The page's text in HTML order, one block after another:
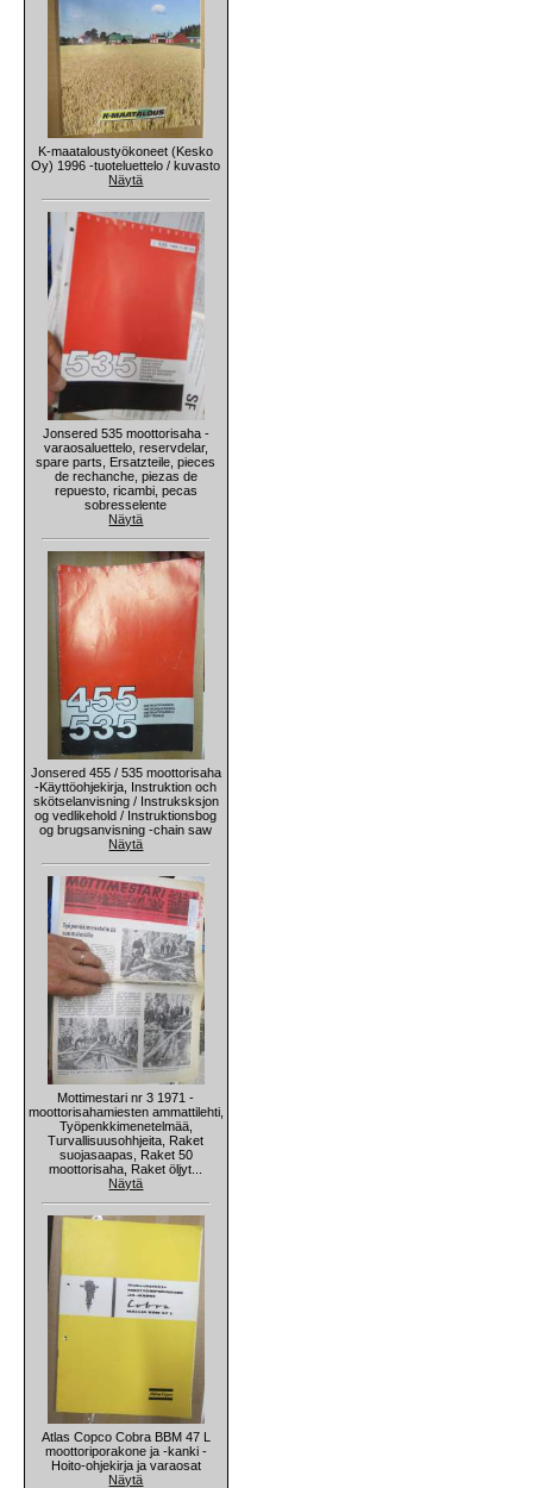
K-maataloustyökoneet (Kesko
Oy) 1996 -tuoteluettelo / kuvasto
Näytä
Jonsered 535 moottorisaha -
varaosaluettelo, reservdelar,
spare parts, Ersatzteile, pieces
de rechanche, piezas de
repuesto, ricambi, pecas
sobresselente
Näytä
Jonsered 455 / 535 moottorisaha
-Käyttöohjekirja, Instruktion och
skötselanvisning / Instruksksjon
og vedlikehold / Instruktionsbog
og brugsanvisning -chain saw
Näytä
Mottimestari nr 3 1971 -
moottorisahamiesten ammattilehti,
Työpenkkimenetelmää,
Turvallisuusohhjeita, Raket
suojasaapas, Raket 50
moottorisaha, Raket öljyt...
Näytä
Atlas Copco Cobra BBM 47 L
moottoriporakone ja -kanki -
Hoito-ohjekirja ja varaosat
Näytä